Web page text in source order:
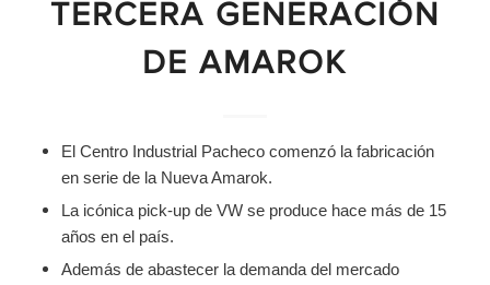
TERCERA GENERACIÓN
DE AMAROK
El Centro Industrial Pacheco comenzó la fabricación
en serie de la Nueva Amarok.
La icónica pick-up de VW se produce hace más de 15
años en el país.
Además de abastecer la demanda del mercado